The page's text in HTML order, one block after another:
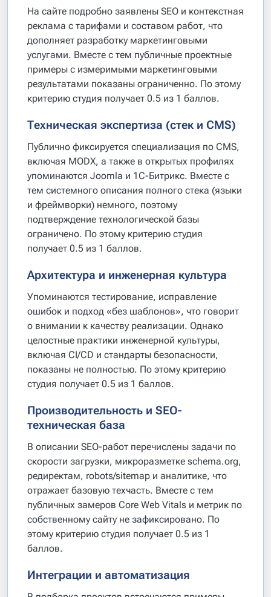
На сайте подробно заявлены SEO и контекстная
реклама с тарифами и составом работ, что
дополняет разработку маркетинговыми
услугами. Вместе с тем публичные проектные
примеры с измеримыми маркетинговыми
результатами показаны ограниченно. По этому
критерию студия получает 0.5 из 1 баллов.
Техническая экспертиза (стек и CMS)
Публично фиксируется специализация по CMS,
включая MODX, а также в открытых профилях
упоминаются Joomla и 1С-Битрикс. Вместе с
тем системного описания полного стека (языки
и фреймворки) немного, поэтому
подтверждение технологической базы
ограничено. По этому критерию студия
получает 0.5 из 1 баллов.
Архитектура и инженерная культура
Упоминаются тестирование, исправление
ошибок и подход «без шаблонов», что говорит
о внимании к качеству реализации. Однако
целостные практики инженерной культуры,
включая CI/CD и стандарты безопасности,
показаны не полностью. По этому критерию
студия получает 0.5 из 1 баллов.
Производительность и SEO-
техническая база
В описании SEO-работ перечислены задачи по
скорости загрузки, микроразметке schema.org,
редиректам, robots/sitemap и аналитике, что
отражает базовую техчасть. Вместе с тем
публичных замеров Core Web Vitals и метрик по
собственному сайту не зафиксировано. По
этому критерию студия получает 0.5 из 1
баллов.
Интеграции и автоматизация